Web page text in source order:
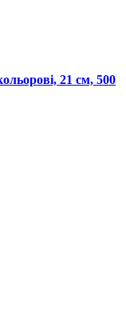
21 см, 500